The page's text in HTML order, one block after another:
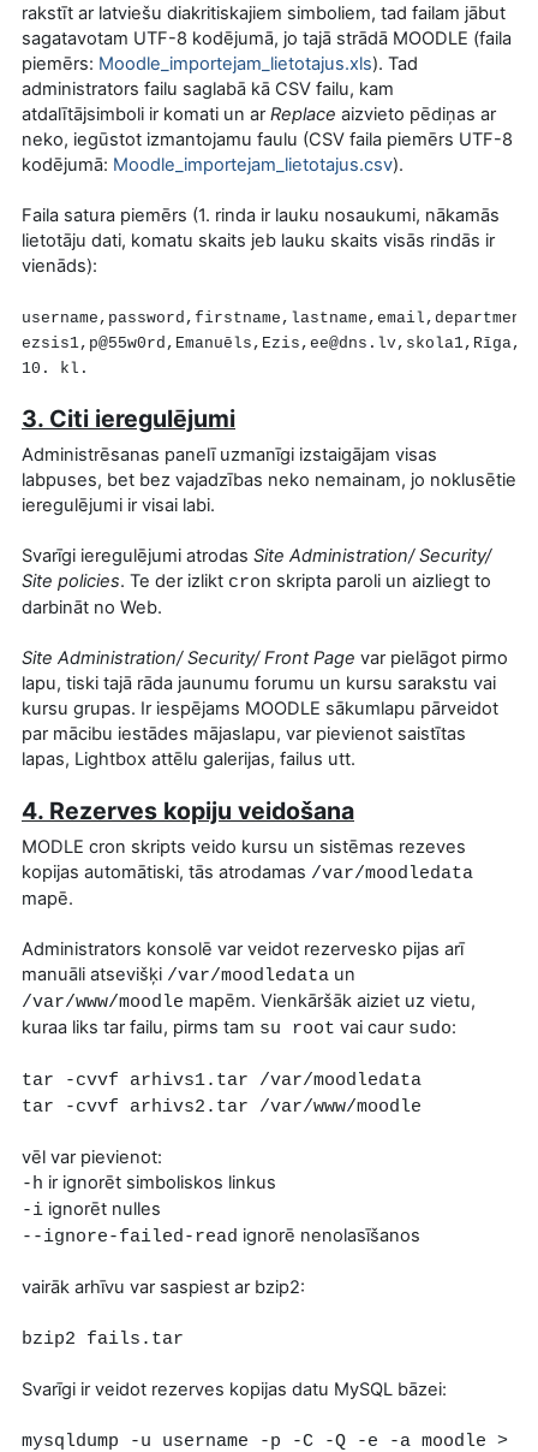
rakstīt ar latviešu diakritiskajiem simboliem, tad failam jābut
sagatavotam UTF-8 kodējumā, jo tajā strādā MOODLE (faila
piemērs: Moodle_importejam_lietotajus.xls). Tad
administrators failu saglabā kā CSV failu, kam
atdalītājsimboli ir komati un arReplace aizvieto pēdiņas ar
neko, iegūstot izmantojamu faulu (CSV faila piemērs UTF-8
kodējumā: Moodle_importejam_lietotajus.csv).
Faila satura piemērs (1. rinda ir lauku nosaukumi, nākamās
lietotāju dati, komatu skaits jeb lauku skaits visās rindās ir
vienāds):
10. kl.
3. Citi ieregulējumi
Administrēsanas panelī uzmanīgi izstaigājam visas
labpuses, bet bez vajadzības neko nemainam, jo noklusētie
ieregulējumi ir visai labi.
Svarīgi ieregulējumi atrodas Site Administration/ Security/
Site policies. Te der izlikt cron skripta paroli un aizliegt to
darbināt no Web.
Site Administration/ Security/ Front Page var pielāgot pirmo
lapu, tiski tajā rāda jaunumu forumu un kursu sarakstu vai
kursu grupas. Ir iespējams MOODLE sākumlapu pārveidot
par mācibu iestādes mājaslapu, var pievienot saistītas
lapas, Lightbox attēlu galerijas, failus utt.
4. Rezerves kopiju veidošana
MODLE cron skripts veido kursu un sistēmas rezeves
kopijas automātiski, tās atrodamas /var/moodledata
mapē.
Administrators konsolē var veidot rezervesko pijas arī
manuāli atsevišķi /var/moodledata un
/var/www/moodle mapēm. Vienkāršāk aiziet uz vietu,
kuraa liks tar failu, pirms tam su root vai caur sudo:
tar -cvvf arhivs1.tar /var/moodledata
tar -cvvf arhivs2.tar /var/www/moodle
vēl var pievienot:
-h ir ignorēt simboliskos linkus
-i ignorēt nulles
--ignore-failed-read ignorē nenolasīšanos
vairāk arhīvu var saspiest ar bzip2:
bzip2 fails.tar
Svarīgi ir veidot rezerves kopijas datu MySQL bāzei:
mysqldump -u username -p -C -Q -e -a moodle >